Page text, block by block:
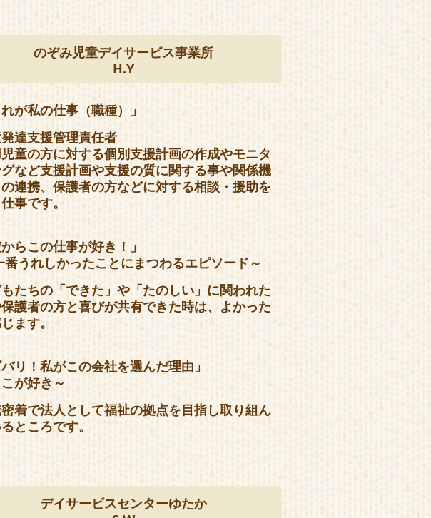
のぞみ児童デイサービス事業所
H.Y
れが私の仕事（職種）」
達支援管理責任者
童の方に対する個別支援計画の作成やモニタ
グなど支援計画や支援の質に関する事や関係機
連携、保護者の方などに対する相談・援助を
事です。
からこの仕事が好き！」
番うれしかったことにまつわるエピソード～
たちの「できた」や「たのしい」に関われた
護者の方と喜びが共有できた時は、よかった
ます。
リ！私がこの会社を選んだ理由」
が好き～
着で法人として福祉の拠点を目指し取り組ん
ところです。
デイサービスセンターゆたか